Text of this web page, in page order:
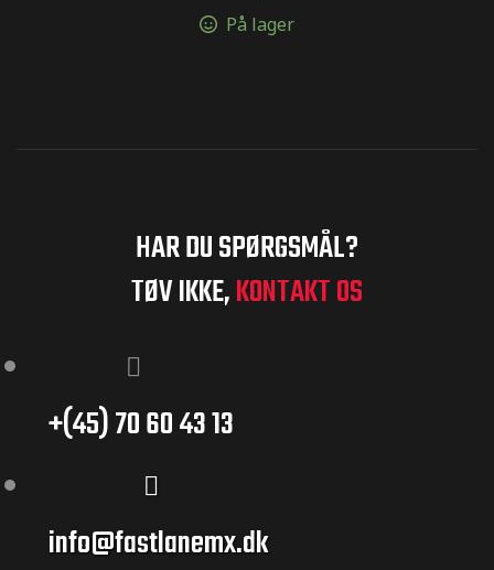
På lager
HAR DU SPØRGSMÅL?
TØV IKKE,KONTAKT OS
+(45) 70 60 43 13
info@fastlanemx.dk